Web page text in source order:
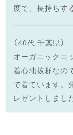
度で、長持ちす
（40代 千葉県）
オーガニックコ
着心地抜群なの
で着ています。
レゼントしました